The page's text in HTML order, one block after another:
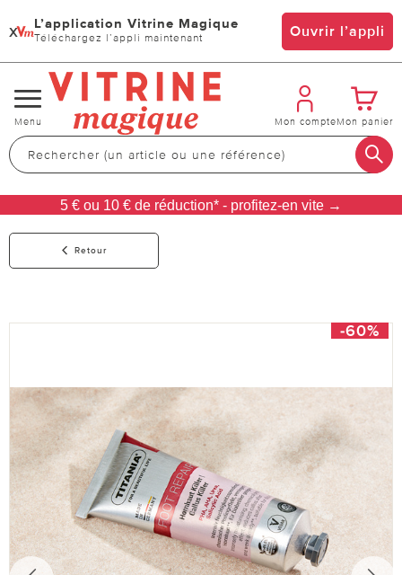
x L’application Vitrine Magique
Téléchargez l’appli maintenant Ouvrir l’appli
Changer
de
navigation
Menu Mon compteMon panier
5 € ou 10 € de réduction* - profitez-en vite →
Retour
-60%